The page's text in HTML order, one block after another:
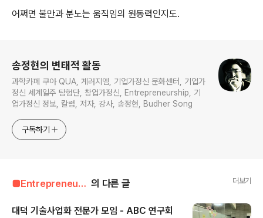
어쩌면 불만과 분노는 움직임의 원동력인지도.
송정현의 변태적 활동
과학카페 쿠아 QUA, 게러지엠, 기업가정신 문화센터, 기업가
정신 세계일주 탐험단, 창업가정신, Entrepreneurship, 기
업가정신 정보, 칼럼, 저자, 강사, 송정현, Budher Song
구독하기
■Entrepreneur■■■/Entrepreneur's Way 의 다른 글 더보기
대덕 기술사업화 전문가 모임 - ABC 연구회